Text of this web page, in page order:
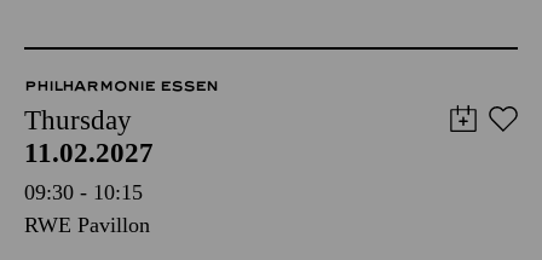
PHILHARMONIE ESSEN
Thursday
11.02.2027
09:30 - 10:15
RWE Pavillon